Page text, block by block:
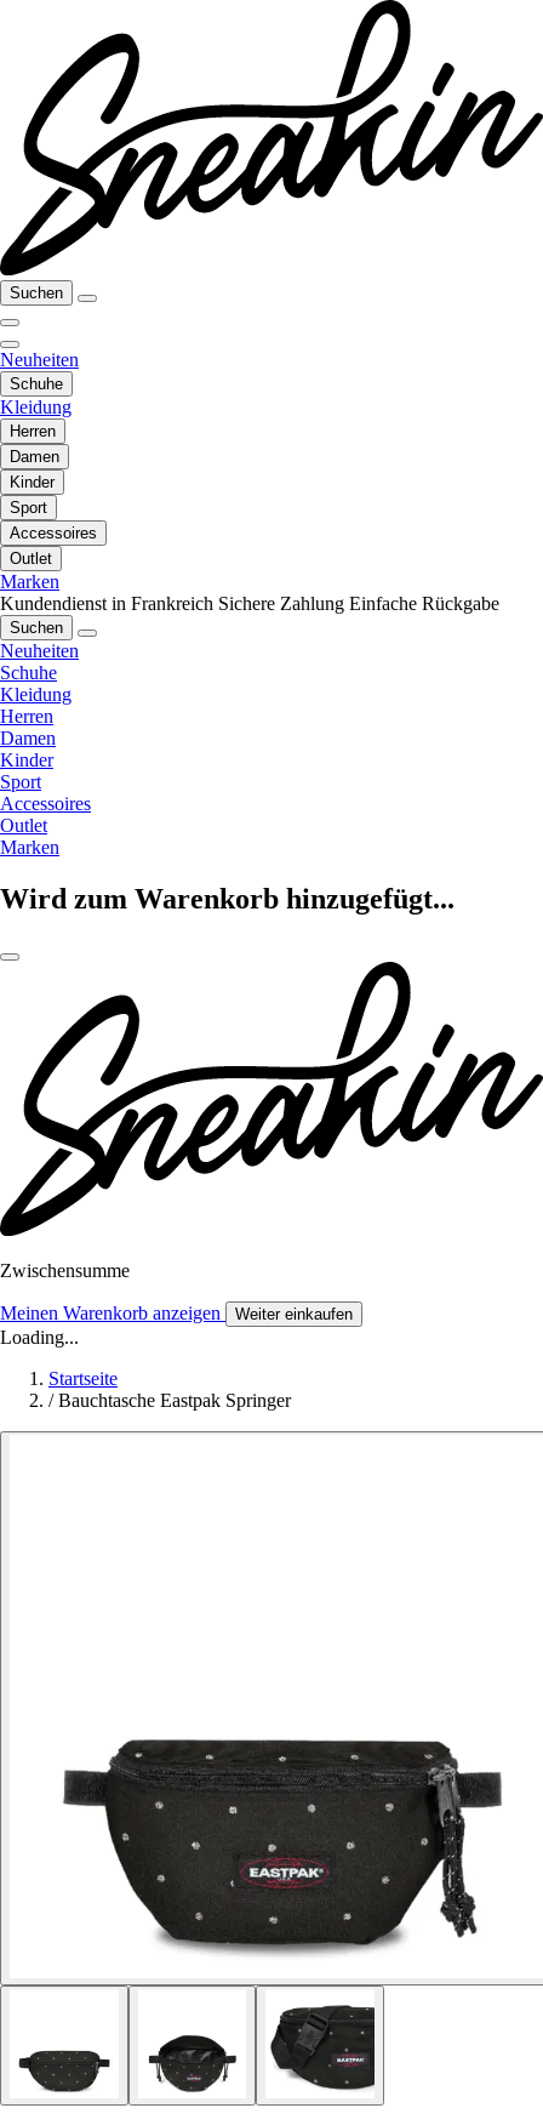
Suchen
Neuheiten
Schuhe
Kleidung
Herren
Damen
Kinder
Sport
Accessoires
Outlet
Marken
Kundendienst in Frankreich Sichere Zahlung Einfache Rückgabe
Suchen
Neuheiten
Schuhe
Kleidung
Herren
Damen
Kinder
Sport
Accessoires
Outlet
Marken
Wird zum Warenkorb hinzugefügt...
Zwischensumme
Meinen Warenkorb anzeigen Weiter einkaufen
Loading...
Startseite
/ Bauchtasche Eastpak Springer